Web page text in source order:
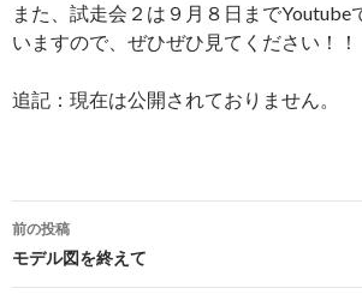
また、試走会２は９月８日までYoutube
いますので、ぜひぜひ見てください！！
追記：現在は公開されておりません。
投
稿
前の投稿
モデル図を終えて